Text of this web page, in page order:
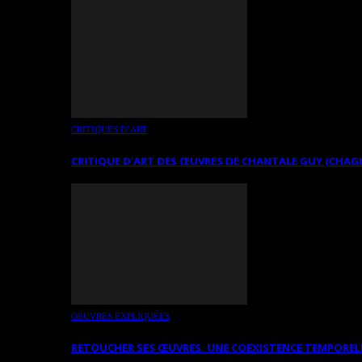
CRITIQUES D’ART
CRITIQUE D’ART DES ŒUVRES DE CHANTALE GUY
OEUVRES EXPLIQUÉES
RETOUCHER SES ŒUVRES. UNE COEXISTENCE